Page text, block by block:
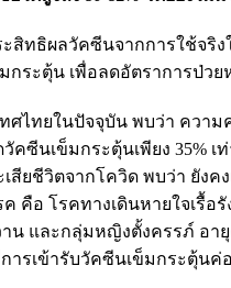
ะสิทธิผลวัคซีนจากการใช้จ
กระตุ้น เพื่อลดอัตราการป่ว
ศไทยในปัจจุบัน พบว่า ควา
คซีนเข็มกระตุ้นเพียง 35%
สียชีวิตจากโควิด พบว่า ยัง
คือ โรคทางเดินหายใจเรื้อ
าน และกลุ่มหญิงตั้งครรภ์ อ
ารเข้ารับวัคซีนเข็มกระตุ้นค่